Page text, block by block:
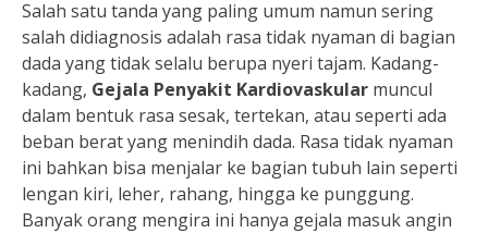
Salah satu tanda yang paling umum namun sering
salah didiagnosis adalah rasa tidak nyaman di bagian
dada yang tidak selalu berupa nyeri tajam. Kadang-
kadang, Gejala Penyakit Kardiovaskular muncul
dalam bentuk rasa sesak, tertekan, atau seperti ada
beban berat yang menindih dada. Rasa tidak nyaman
ini bahkan bisa menjalar ke bagian tubuh lain seperti
lengan kiri, leher, rahang, hingga ke punggung.
Banyak orang mengira ini hanya gejala masuk angin